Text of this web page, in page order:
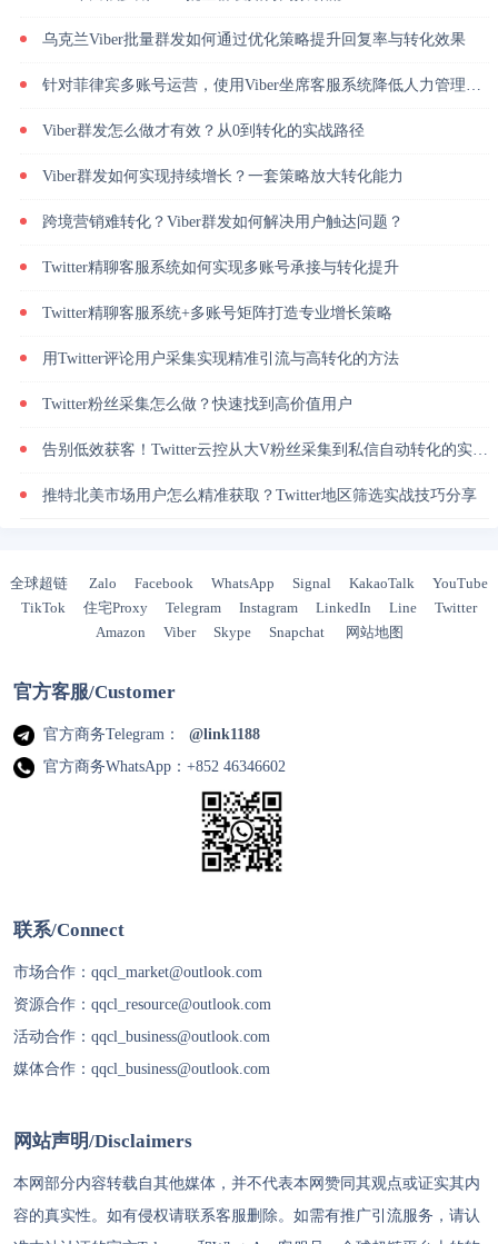
乌克兰Viber批量群发如何通过优化策略提升回复率与转化效果
针对菲律宾多账号运营，使用Viber坐席客服系统降低人力管理成本
Viber群发怎么做才有效？从0到转化的实战路径
Viber群发如何实现持续增长？一套策略放大转化能力
跨境营销难转化？Viber群发如何解决用户触达问题？
Twitter精聊客服系统如何实现多账号承接与转化提升
Twitter精聊客服系统+多账号矩阵打造专业增长策略
用Twitter评论用户采集实现精准引流与高转化的方法
Twitter粉丝采集怎么做？快速找到高价值用户
告别低效获客！Twitter云控从大V粉丝采集到私信自动转化的实操闭环
推特北美市场用户怎么精准获取？Twitter地区筛选实战技巧分享
全球超链 Zalo Facebook WhatsApp Signal KakaoTalk
YouTube
TikTok
住宅Proxy Telegram Instagram LinkedIn Line
Twitter
Amazon
Viber Skype Snapchat 网站地图
官方客服/Customer
官方商务Telegram：
@link1188
官方商务WhatsApp：+852 46346602
联系/Connect
市场合作： qqcl_market@outlook.com
资源合作： qqcl_resource@outlook.com
活动合作： qqcl_business@outlook.com
媒体合作： qqcl_business@outlook.com
网站声明/Disclaimers
本网部分内容转载自其他媒体，并不代表本网赞同其观点或证实其内
容的真实性。如有侵权请联系客服删除。如需有推广引流服务，请认